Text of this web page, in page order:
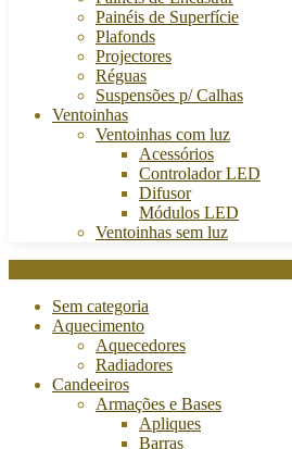
Painéis de Superfície
Plafonds
Projectores
Réguas
Suspensões p/ Calhas
Ventoinhas
Ventoinhas com luz
Acessórios
Controlador LED
Difusor
Módulos LED
Ventoinhas sem luz
Sem categoria
Aquecimento
Aquecedores
Radiadores
Candeeiros
Armações e Bases
Apliques
Barras